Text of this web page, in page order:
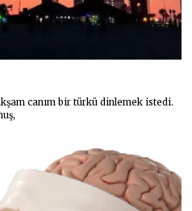
canım bir türkü dinlemek istedi.